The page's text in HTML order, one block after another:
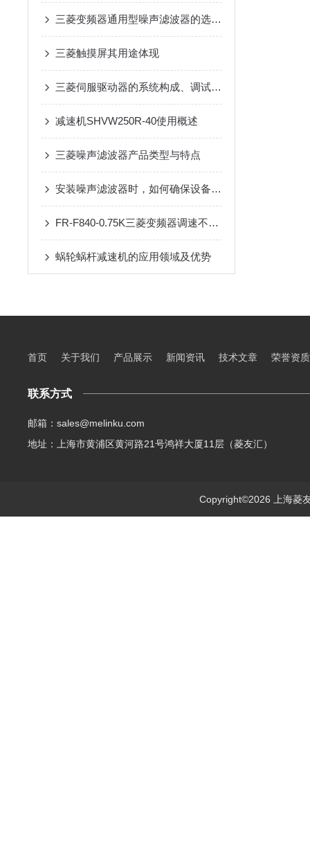
三菱变频器通用型噪声滤波器的选购与安装要点
三菱触摸屏其用途体现
三菱伺服驱动器的系统构成、调试流程、日常维护和常见问题处理
减速机SHVW250R-40使用概述
三菱噪声滤波器产品类型与特点
安装噪声滤波器时，如何确保设备安全？
FR-F840-0.75K三菱变频器调速不稳？90%是这几个参数没设对
蜗轮蜗杆减速机的应用领域及优势
首页 关于我们 产品展示 新闻资讯 技术文章 荣誉资质
联系方式
邮箱：sales@melinku.com
地址：上海市黄浦区黄河路21号鸿祥大厦11层（菱友汇）
Copyright©2026 上海菱